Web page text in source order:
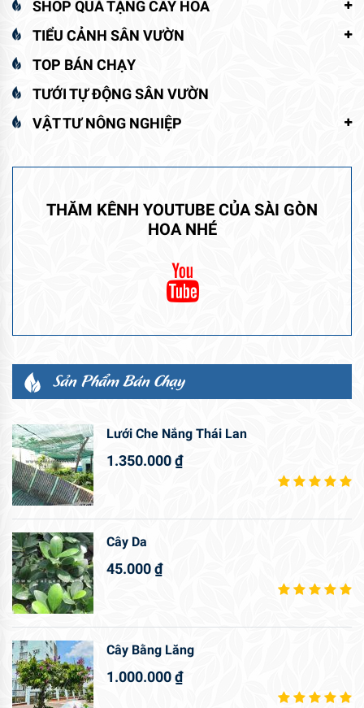
SHOP QUÀ TẶNG CÂY HOA
TIỂU CẢNH SÂN VƯỜN
TOP BÁN CHẠY
TƯỚI TỰ ĐỘNG SÂN VƯỜN
VẬT TƯ NÔNG NGHIỆP
THĂM KÊNH YOUTUBE CỦA SÀI GÒN
HOA NHÉ
Sản Phẩm Bán Chạy
Lưới Che Nắng Thái Lan
1.350.000₫
Cây Da
45.000₫
Cây Bằng Lăng
1.000.000₫